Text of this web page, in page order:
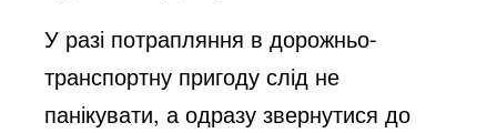
У разі потрапляння в дорожньо-
транспортну пригоду слід не
панікувати, а одразу звернутися до